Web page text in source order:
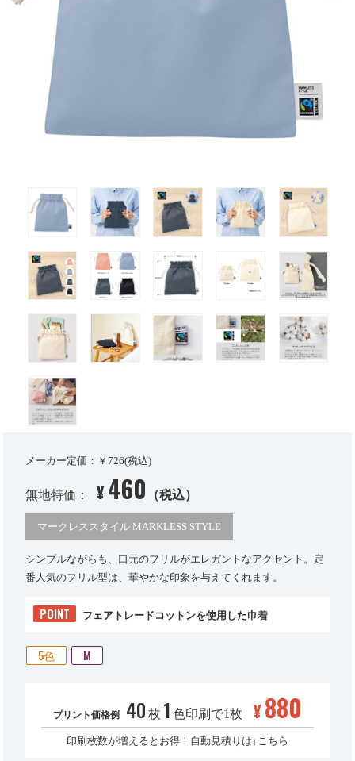
メーカー定価：￥726(税込)
無地特価： ¥460 （税込）
マークレススタイル MARKLESS STYLE
シンプルながらも、口元のフリルがエレガントなアクセント。定
番人気のフリル型は、華やかな印象を与えてくれます。
POINT フェアトレードコットンを使用した巾着
5色 M
プリント価格例 40 枚 1 色印刷で1枚 ¥880
印刷枚数が増えるとお得！自動見積りは↓こちら